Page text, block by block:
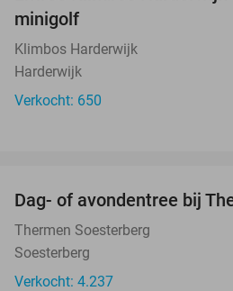
minigolf
Klimbos Harderwijk
Harderwijk
Verkocht: 650
Dag- of avondentree bij
Thermen Soesterberg
Soesterberg
Verkocht: 4.237